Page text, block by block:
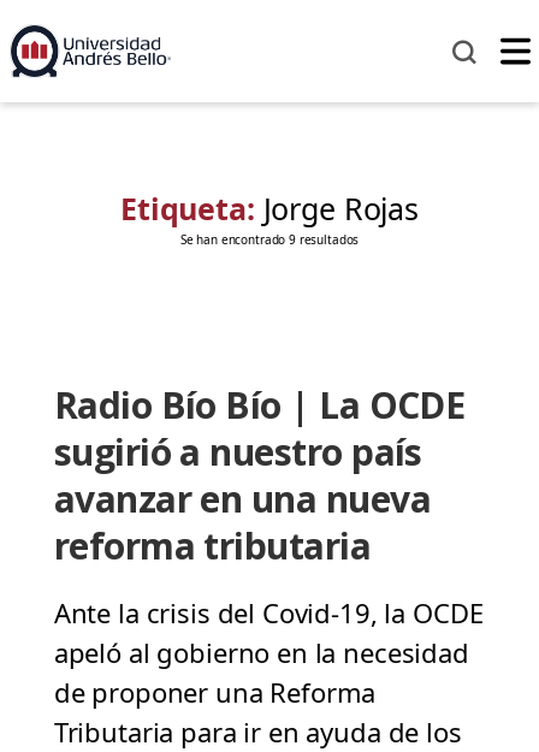
Etiqueta: Jorge Rojas
Se han encontrado 9 resultados
Radio Bío Bío | La OCDE
sugirió a nuestro país
avanzar en una nueva
reforma tributaria
Ante la crisis del Covid-19, la OCDE
apeló al gobierno en la necesidad
de proponer una Reforma
Tributaria para ir en ayuda de los